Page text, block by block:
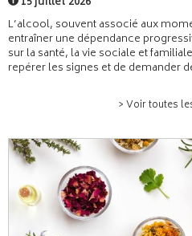
L’alcool, souvent associé aux
entraîner une dépendance
sur la santé, la vie sociale et
repérer les signes et de demander
> Voir toutes